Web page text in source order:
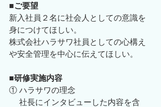
■ご要望
新入社員２名に社会人としての意識を
身につけてほしい。
株式会社ハラサワ社員としての心構え
や安全管理を中心に伝えてほしい。
■研修実施内容
① ハラサワの理念
社長にインタビューした内容を含